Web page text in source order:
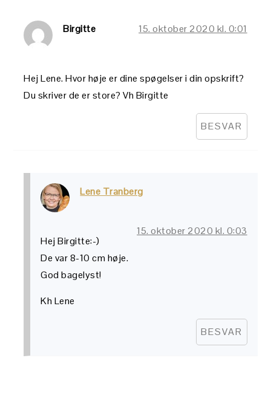
Birgitte 15. oktober 2020 kl. 0:01
Hej Lene. Hvor høje er dine spøgelser i din opskrift?
Du skriver de er store? Vh Birgitte
BESVAR
Lene Tranberg
15. oktober 2020 kl. 0:03
Hej Birgitte:-)
De var 8-10 cm høje.
God bagelyst!
Kh Lene
BESVAR